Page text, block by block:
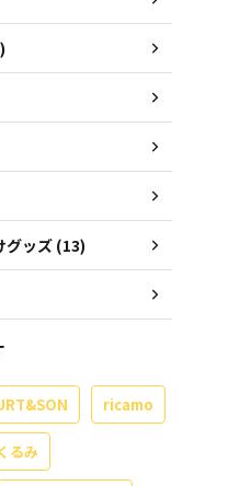
グッズ (13)
ricamo
るみ